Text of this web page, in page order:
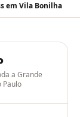
em Vila Bonilha
a Grande
Paulo